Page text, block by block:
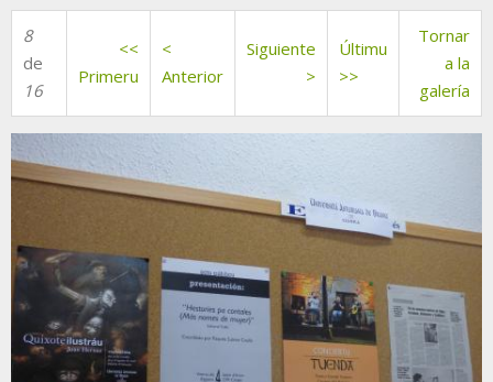
8
de
16
<<
Primeru
<
Anterior
Siguiente
>
Últimu
>>
Tornar
a la
galería